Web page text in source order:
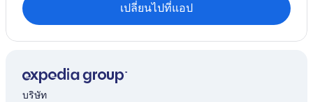
เปลี่ยนไปที่แอป
บริษัท